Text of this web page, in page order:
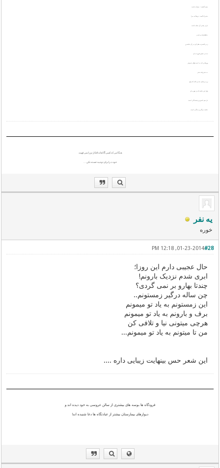
همه گفتند : مبارک باشد
دخترک گفت : دریغا که مرا
باز در معنی آن شک باشد
سالها رفت و شبی
زنی افسرده نظر کرد بر آن حلقه زر
دید در نقش فروزنده او
روزهایی که به امید وفای شوهر
به هدر رفته هدر
زن پریشان شد و نالید که وای
وای این حلقه که در چهره او
باز هم تابش و رخشندگی است
حلقه بردگی و بندگی است
هنگامی که کسی آگاهانه افکار تو را نمی فهمد
خودت را برای توجیه خسته نکن . . .
یه نفر
خوره
#28
01-23-2014, 12:18 PM
حال عجیبی دارم این روزا؛
ابری شدم نزدیک بارونم!
چندتا بهارو بر نمی گردی؟
چن ساله درگیر زمستونم..
این زمستونم به یاد تو میمونم
برف و بارونم به یاد تو میمونم
هرچی میتونی نیا و تلافی کن
من تا میتونم به یاد تو میمونم...
این شعر حس بینهایت زیبایی داره ....
فرودگاه ها بوسه های بیشتری از سالن عروسی به خود دیده اند و
دیوارهای بیمارستان بیشتر از عبادتگاه ها دعا شنیده اند!